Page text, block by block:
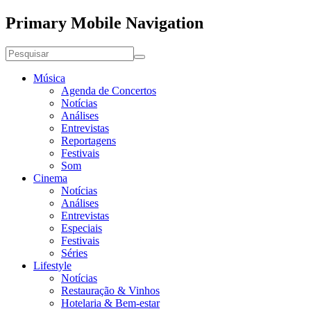
Primary Mobile Navigation
Música
Agenda de Concertos
Notícias
Análises
Entrevistas
Reportagens
Festivais
Som
Cinema
Notícias
Análises
Entrevistas
Especiais
Festivais
Séries
Lifestyle
Notícias
Restauração & Vinhos
Hotelaria & Bem-estar